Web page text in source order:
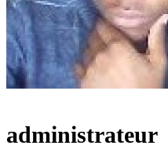
administrateur